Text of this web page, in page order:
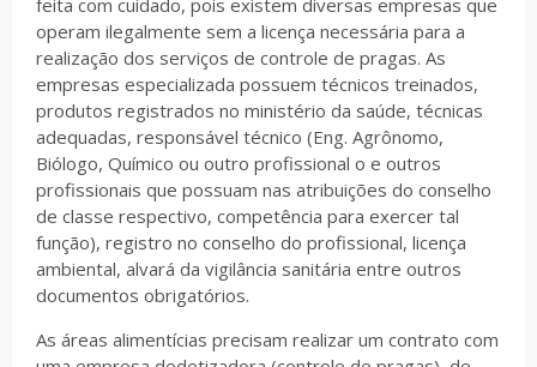
feita com cuidado, pois existem diversas empresas que
operam ilegalmente sem a licença necessária para a
realização dos serviços de controle de pragas. As
empresas especializada possuem técnicos treinados,
produtos registrados no ministério da saúde, técnicas
adequadas, responsável técnico (Eng. Agrônomo,
Biólogo, Químico ou outro profissional o e outros
profissionais que possuam nas atribuições do conselho
de classe respectivo, competência para exercer tal
função), registro no conselho do profissional, licença
ambiental, alvará da vigilância sanitária entre outros
documentos obrigatórios.
As áreas alimentícias precisam realizar um contrato com